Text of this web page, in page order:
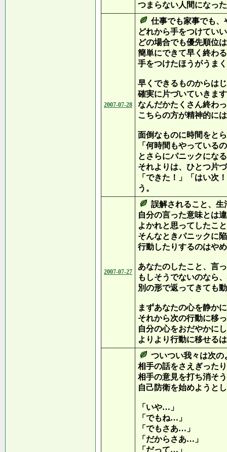
つまらない人間になっ
2007-07-28
仕事でも家事でも、
どれから手をつけてい
どの場合でも優先順位
簡単にできて早く終わ
手をつけたほうがうま
早くできるものからは
確実に片づいていきま
なんだかたくさん終わ
こちらの方が精神的に
面倒なものに時間をと
「何時間もやっている
とさらにパニックにな
それよりは、ひとつ片
「できた！」「はい次
う。
2007-07-27
誤解されること、生
自分の言った意味とは
よかれと思ってしたこ
そんなときパニックに
行動したりするのはや
あなたのしたこと、言
もしそうでないのなら
別の形で返ってきても
まずあなたの心を静か
それから次の行動に移
自分の心をおだやかに
よりより行動に移せる
ついつい我々は次の
相手の話をさえぎった
相手の意見を打ち消そ
自己防衛を始めようと
「いや…」
「でもね…」
「でもさあ…」
「だからさあ…」
「だって…」